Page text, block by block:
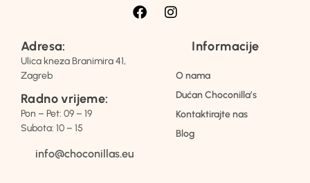
Adresa:
Ulica kneza Branimira 41,
Zagreb
Radno vrijeme:
Pon – Pet: 09 – 19
Subota: 10 – 15
info@choconillas.eu
Informacije
O nama
Dućan Choconilla’s
Kontaktirajte nas
Blog